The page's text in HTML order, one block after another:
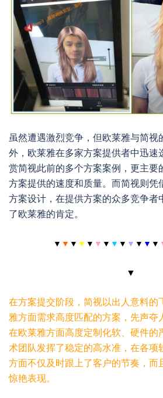
虽然遭遇激烈竞争，但欧莱雅与简视
外，欧莱雅在多家方案提供者中迅速
赏简视此前的多个方案案例，更主要
方案提供的速度和质量。而简视则凭
方案设计，在提供方案的众多竞争者
了欧莱雅的肯定。
▼ ▼ ▼ ▼ ▼ ▼ ▼ ▼ ▼ ▼ ▼ ▼ ▼
▼
在方案提交阶段，简视以出人意料的
雅方面需求高度匹配的方案，先声夺
在欧莱雅方面高度定制化软、硬件的
术团队发挥了稳定的高水准，在各项
方面不仅及时跟上了客户的节奏，而
惊艳表现。